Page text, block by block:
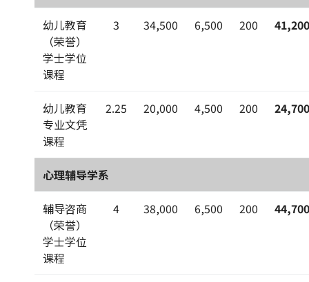
幼儿教育
（荣誉）
学士学位
课程
3 34,500 6,500 200 41,200
幼儿教育
专业文凭
课程
2.25 20,000 4,500 200 24,700
心理辅导学系
辅导咨商
（荣誉）
学士学位
课程
4 38,000 6,500 200 44,700